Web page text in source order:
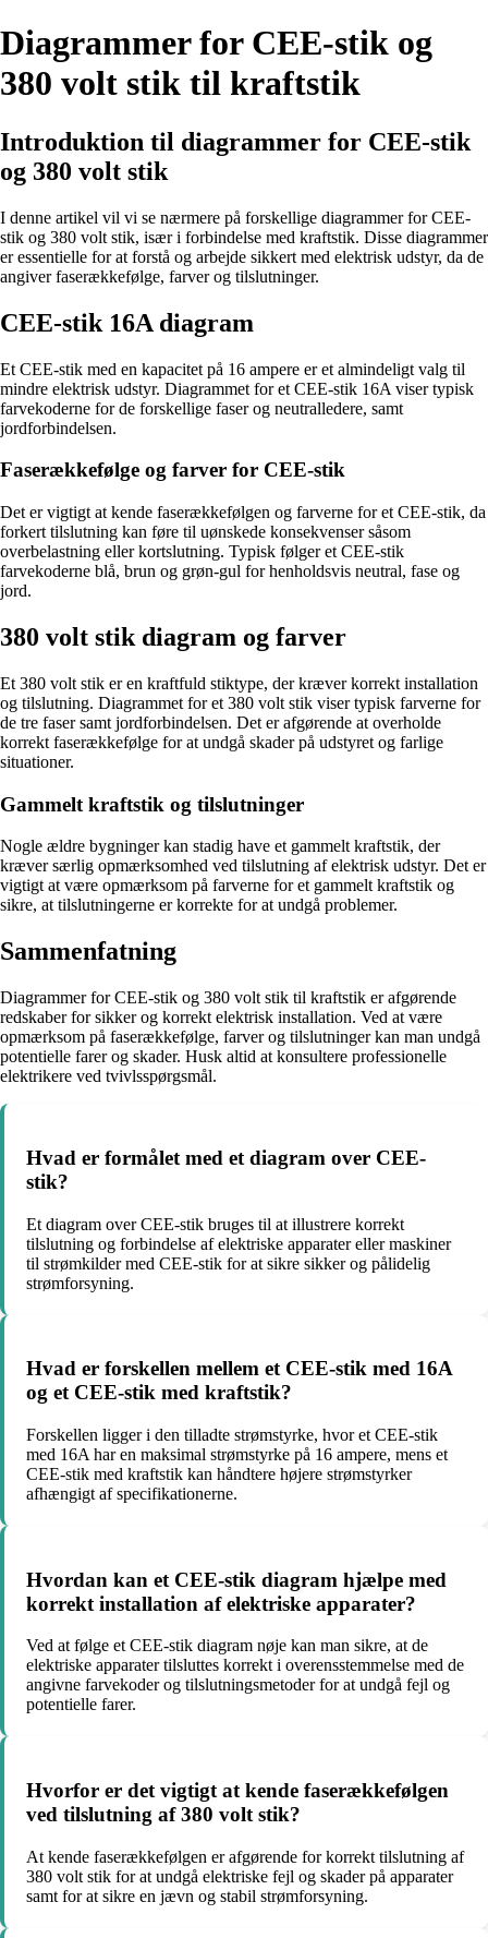
Diagrammer for CEE-stik og
380 volt stik til kraftstik
Introduktion til diagrammer for CEE-stik
og 380 volt stik
I denne artikel vil vi se nærmere på forskellige diagrammer for CEE-
stik og 380 volt stik, især i forbindelse med kraftstik. Disse diagrammer
er essentielle for at forstå og arbejde sikkert med elektrisk udstyr, da de
angiver faserækkefølge, farver og tilslutninger.
CEE-stik 16A diagram
Et CEE-stik med en kapacitet på 16 ampere er et almindeligt valg til
mindre elektrisk udstyr. Diagrammet for et CEE-stik 16A viser typisk
farvekoderne for de forskellige faser og neutralledere, samt
jordforbindelsen.
Faserækkefølge og farver for CEE-stik
Det er vigtigt at kende faserækkefølgen og farverne for et CEE-stik, da
forkert tilslutning kan føre til uønskede konsekvenser såsom
overbelastning eller kortslutning. Typisk følger et CEE-stik
farvekoderne blå, brun og grøn-gul for henholdsvis neutral, fase og
jord.
380 volt stik diagram og farver
Et 380 volt stik er en kraftfuld stiktype, der kræver korrekt installation
og tilslutning. Diagrammet for et 380 volt stik viser typisk farverne for
de tre faser samt jordforbindelsen. Det er afgørende at overholde
korrekt faserækkefølge for at undgå skader på udstyret og farlige
situationer.
Gammelt kraftstik og tilslutninger
Nogle ældre bygninger kan stadig have et gammelt kraftstik, der
kræver særlig opmærksomhed ved tilslutning af elektrisk udstyr. Det er
vigtigt at være opmærksom på farverne for et gammelt kraftstik og
sikre, at tilslutningerne er korrekte for at undgå problemer.
Sammenfatning
Diagrammer for CEE-stik og 380 volt stik til kraftstik er afgørende
redskaber for sikker og korrekt elektrisk installation. Ved at være
opmærksom på faserækkefølge, farver og tilslutninger kan man undgå
potentielle farer og skader. Husk altid at konsultere professionelle
elektrikere ved tvivlsspørgsmål.
Hvad er formålet med et diagram over CEE-
stik?
Et diagram over CEE-stik bruges til at illustrere korrekt
tilslutning og forbindelse af elektriske apparater eller maskiner
til strømkilder med CEE-stik for at sikre sikker og pålidelig
strømforsyning.
Hvad er forskellen mellem et CEE-stik med 16A
og et CEE-stik med kraftstik?
Forskellen ligger i den tilladte strømstyrke, hvor et CEE-stik
med 16A har en maksimal strømstyrke på 16 ampere, mens et
CEE-stik med kraftstik kan håndtere højere strømstyrker
afhængigt af specifikationerne.
Hvordan kan et CEE-stik diagram hjælpe med
korrekt installation af elektriske apparater?
Ved at følge et CEE-stik diagram nøje kan man sikre, at de
elektriske apparater tilsluttes korrekt i overensstemmelse med de
angivne farvekoder og tilslutningsmetoder for at undgå fejl og
potentielle farer.
Hvorfor er det vigtigt at kende faserækkefølgen
ved tilslutning af 380 volt stik?
At kende faserækkefølgen er afgørende for korrekt tilslutning af
380 volt stik for at undgå elektriske fejl og skader på apparater
samt for at sikre en jævn og stabil strømforsyning.